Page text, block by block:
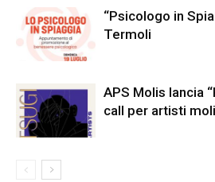
“Psicologo in
Termoli
APS Molis lancia
call per artisti